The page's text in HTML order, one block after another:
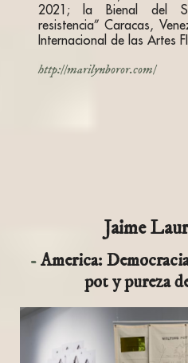
2021; la Bienal del
resistencia” Caracas,
Internacional de las Artes
http://marilynboror.com/
Jaime
America:
pot y pureza